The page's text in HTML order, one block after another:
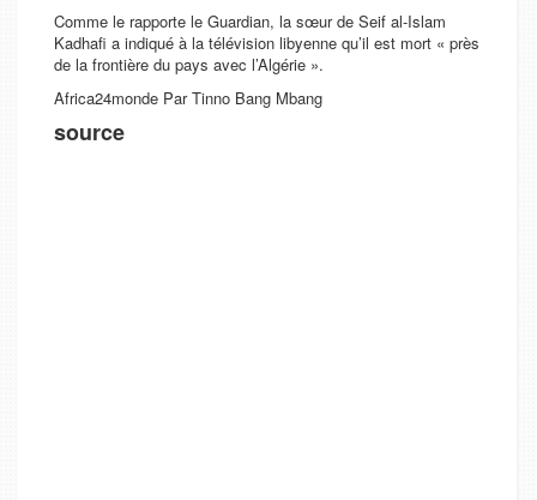
Comme le rapporte le Guardian, la sœur de Seif al-Islam
Kadhafi a indiqué à la télévision libyenne qu’il est mort « près
de la frontière du pays avec l’Algérie ».
Africa24monde Par Tinno Bang Mbang
source